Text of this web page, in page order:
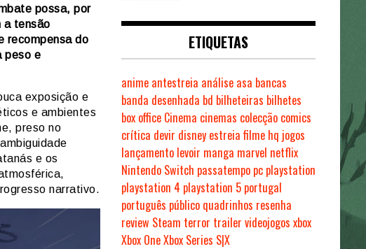
possa, por
a tensão
recompensa do
peso e
exposição e
e ambientes
preso no
e os
narrativo.
ETIQUETAS
anime antestreia análise asa bancas
banda desenhada bd bilheteiras bilhetes
box office Cinema cinemas colecção comics
crítica devir disney estreiafilme hq jogos
lançamento levoir manga marvel netflix
Nintendo Switch passatempo pc playstation
playstation 4 playstation 5 portugal
português público quadrinhos resenha
review Steam terror trailer videojogos xbox
Xbox OneXbox Series S|X